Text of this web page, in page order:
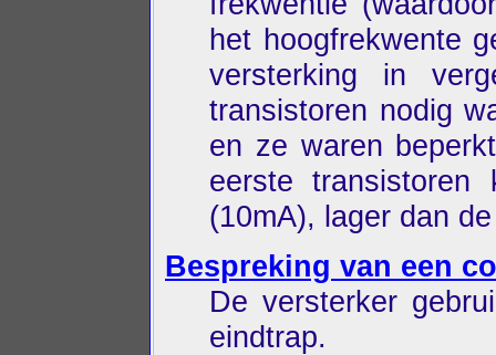
het hoogfrekwente
versterking in
transistoren nodig
en ze waren
eerste
(10mA), lager dan
Bespreking van een
De versterker
eindtrap.